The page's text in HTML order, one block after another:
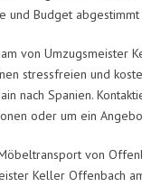
und Budget abgestimmt
von Umzugsmeister
stressfreien und
nach Spanien.
oder um ein
von
Keller Offenbach